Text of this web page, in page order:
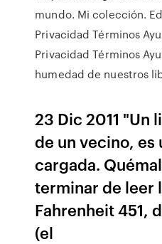
mundo. Mi colección.
Privacidad Términos
Privacidad Términos
humedad de nuestros
23 Dic 2011 "Un
de un vecino, es
cargada.
terminar de leer
Fahrenheit 451,
(el